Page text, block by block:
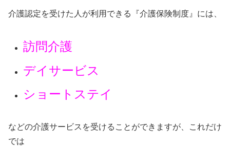
介護認定を受けた人が利用できる『介護保険制度』には、
訪問介護
デイサービス
ショートステイ
などの介護サービスを受けることができますが、これだけ
では